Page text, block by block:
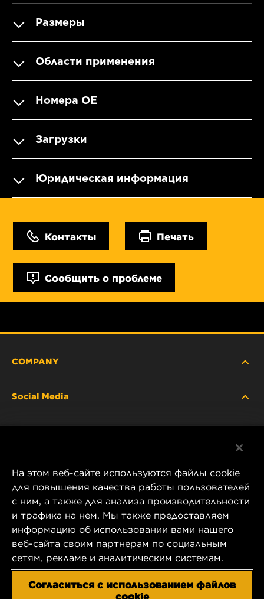
Размеры
Области применения
Номера OE
Загрузки
Юридическая информация
Контакты Печать
Сообщить о проблеме
COMPANY
CAREER
COMPANY STORE
DATA PRIVACY
Social Media
Instagram
YouTube
1 Wix Way
P.O. Box 1967
Gastonia, NC 28054
US Product & Customer Service:
На этом веб-сайте используются файлы cookie
для повышения качества работы пользователей
с ним, а также для анализа производительности
и трафика на нем. Мы также предоставляем
информацию об использовании вами нашего
веб-сайта своим партнерам по социальным
сетям, рекламе и аналитическим системам.
Согласиться с использованием файлов
cookie